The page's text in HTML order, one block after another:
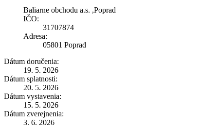
Baliarne obchodu a.s. ,Poprad
IČO:
31707874
Adresa:
05801 Poprad
Dátum doručenia:
19. 5. 2026
Dátum splatnosti:
20. 5. 2026
Dátum vystavenia:
15. 5. 2026
Dátum zverejnenia:
3. 6. 2026